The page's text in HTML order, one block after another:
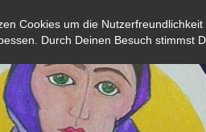
Cookies um die
Durch Deinen Besuch stimmst